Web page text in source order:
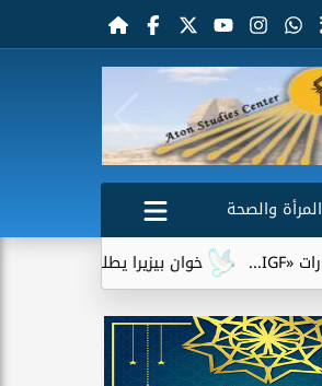
المرأة والصحة
خوان بيزيرا يطلب الرحيل عن الزمالك..